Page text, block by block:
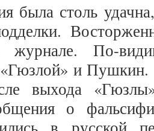
была столь
журнале. По-
«Гюзлой» и
выхода
о